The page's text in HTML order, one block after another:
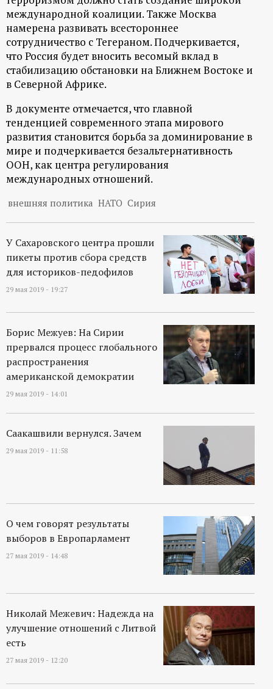
н
ы
й
п
о
р
т
а
л
международной коалиции. Также Москва
намерена развивать всестороннее
сотрудничество с Тегераном. Подчеркивается,
что Россия будет вносить весомый вклад в
стабилизацию обстановки на Ближнем Востоке и
в Северной Африке.
В документе отмечается, что главной
тенденцией современного этапа мирового
развития становится борьба за доминирование в
мире и подчеркивается безальтернативность
ООН, как центра регулирования
международных отношений.
внешняя политика НАТО Сирия
У Сахаровского центра прошли
пикеты против сбора средств
для историков-педофилов
29 мая 2019 - 19:27
Борис Межуев: На Сирии
прервался процесс глобального
распространения
американской демократии
29 мая 2019 - 14:01
Саакашвили вернулся. Зачем
29 мая 2019 - 11:58
О чем говорят результаты
выборов в Европарламент
27 мая 2019 - 14:48
Николай Межевич: Надежда на
улучшение отношений с Литвой
есть
27 мая 2019 - 12:20